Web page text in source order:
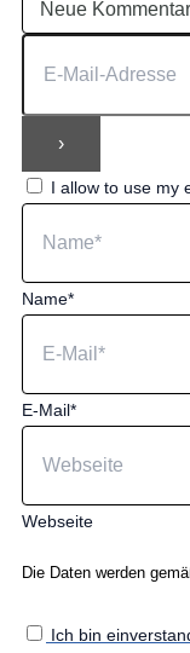
I allow to use my
Name*
E-Mail*
Webseite
Die Daten werden
Ich bin